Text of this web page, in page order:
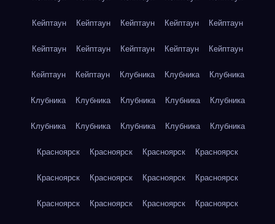
Кейптаун Кейптаун Кейптаун Кейптаун Кейптаун
Кейптаун Кейптаун Кейптаун Кейптаун Кейптаун
Кейптаун Кейптаун Клубника Клубника Клубника
Клубника Клубника Клубника Клубника Клубника
Клубника Клубника Клубника Клубника Клубника
Красноярск Красноярск Красноярск Красноярск
Красноярск Красноярск Красноярск Красноярск
Красноярск Красноярск Красноярск Красноярск